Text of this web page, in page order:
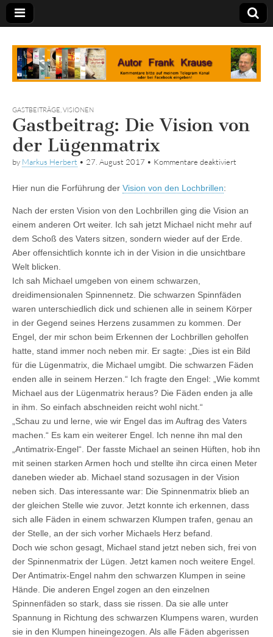
Tagebuch
GASTBEITRÄGE,VISIONEN
Gastbeitrag: Die Vision von
der Lügenmatrix
by Markus Herbert • 27. August 2017 • Kommentare deaktiviert
der
Hier nun die Forführung der Vision von den Lochbrillen:
Nach der ersten Vision von den Lochbrillen ging die Vision an
einem anderen Ort weiter. Ich sah jetzt Michael nicht mehr auf
dem Schoß des Vaters sitzen, sondern wieder auf der Erde.
Aber offensichtlich konnte ich in der Vision in die unsichtbare
Welt blicken.
Ich sah Michael umgeben von einem schwarzen,
dreidimensionalen Spinnennetz. Die schwarzen Spinnfäden
waren unterschiedlich dick und schienen alle in seinem Körper
in der Gegend seines Herzens zusammen zu kommen. Der
Engel, der mir schon beim Erkennen der Lochbrillen geholfen
hatte, stand immer noch neben mir. Er sagte: „Dies ist ein Bild
für die Lügenmatrix, die Michael umgibt. Die schwarzen Fäden
enden alle in seinem Herzen.“ Ich fragte den Engel: „Wie kommt
Michael aus der Lügenmatrix heraus? Die Fäden enden ja alle
in ihm. So einfach abschneiden reicht wohl nicht.“
„Schau zu und lerne, wie wir Engel das im Auftrag des Vaters
machen.“ Es kam ein weiterer Engel. Ich nenne ihn mal den
„Antimatrix-Engel“. Der fasste Michael an seinen Hüften, hob ihn
mit seinen starken Armen hoch und stellte ihn circa einen Meter
daneben wieder ab. Michael stand sozusagen in der Vision
neben sich. Das interessante war: Die Spinnenmatrix blieb an
der gleichen Stelle wie zuvor. Jetzt konnte ich erkennen, dass
sich alle Fäden in einem schwarzen Klumpen trafen, genau an
der Stelle, an der sich vorher Michaels Herz befand.
Doch wie schon gesagt, Michael stand jetzt neben sich, frei von
der Spinnenmatrix der Lügen. Jetzt kamen noch weitere Engel.
Der Antimatrix-Engel nahm den schwarzen Klumpen in seine
Hände. Die anderen Engel zogen an den einzelnen
Spinnenfäden so stark, dass sie rissen. Da sie alle unter
Spannung in Richtung des schwarzen Klumpens waren, wurden
sie in den Klumpen hineingezogen. Als alle Fäden abgerissen